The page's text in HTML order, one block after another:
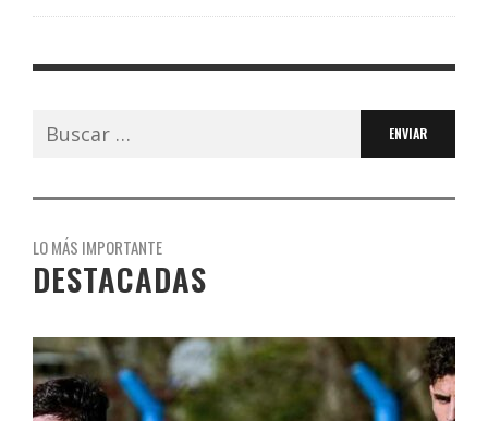
Buscar:
LO MÁS IMPORTANTE
DESTACADAS